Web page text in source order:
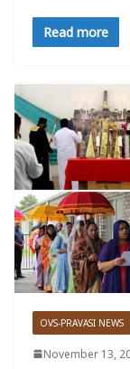
Read more
OVS-PRAVASI NEWS
November 13,